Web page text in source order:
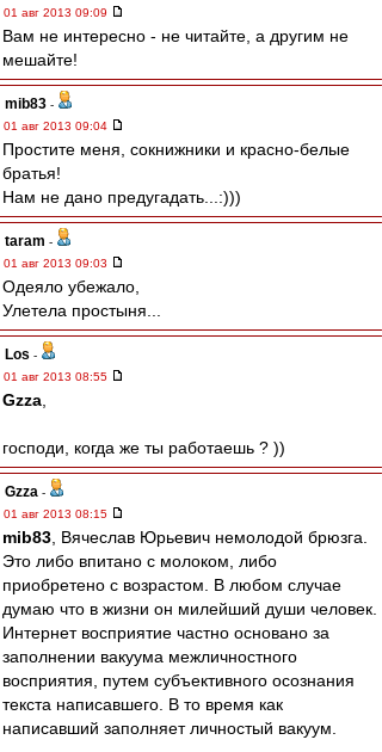
01 авг 2013 09:09
Вам не интересно - не читайте, а другим не
мешайте!
mib83 -
01 авг 2013 09:04
Простите меня, сокнижники и красно-белые
братья!
Нам не дано предугадать...:)))
taram -
01 авг 2013 09:03
Одеяло убежало,
Улетела простыня...
Los -
01 авг 2013 08:55
Gzza
господи, когда же ты работаешь ? ))
Gzza -
01 авг 2013 08:15
mib83 , Вячеслав Юрьевич немолодой брюзга.
Это либо впитано с молоком, либо
приобретено с возрастом. В любом случае
думаю что в жизни он милейший души человек.
Интернет восприятие частно основано за
заполнении вакуума межличностного
восприятия, путем субъективного осознания
текста написавшего. В то время как
написавший заполняет личностый вакуум.